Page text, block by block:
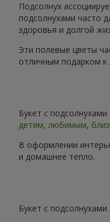
Подсолнух
подсолнухами часто
здоровья и долгой
Эти полевые цветы
отличным подарком
Букет с
детям, любимым,
В оформлении
и домашнее тепло.
Букет с